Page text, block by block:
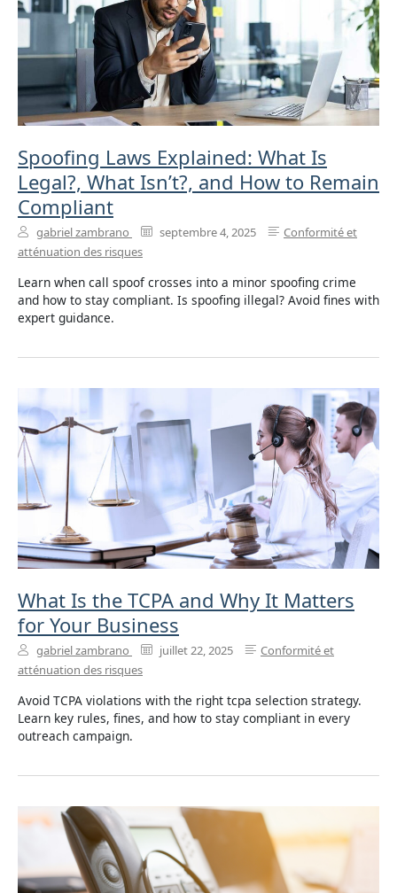
Spoofing Laws Explained: What Is
Legal?, What Isn’t?, and How to Remain
Compliant
gabriel zambrano septembre 4, 2025
Conformité et
atténuation des risques
Learn when call spoof crosses into a minor spoofing crime
and how to stay compliant. Is spoofing illegal? Avoid fines with
expert guidance.
What Is the TCPA and Why It Matters
for Your Business
gabriel zambrano juillet 22, 2025
Conformité et
atténuation des risques
Avoid TCPA violations with the right tcpa selection strategy.
Learn key rules, fines, and how to stay compliant in every
outreach campaign.